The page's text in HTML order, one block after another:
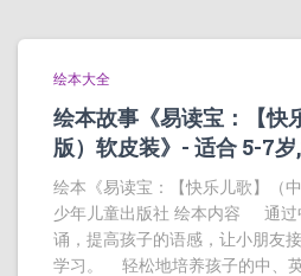
绘本大全
绘本故事《易读宝：【快
版）软皮装》- 适合 5-7
绘本《易读宝：【快乐儿歌】（
少年儿童出版社 绘本内容 通过
诵，提高孩子的语感，让小朋友
学习。 轻松地培养孩子的中、